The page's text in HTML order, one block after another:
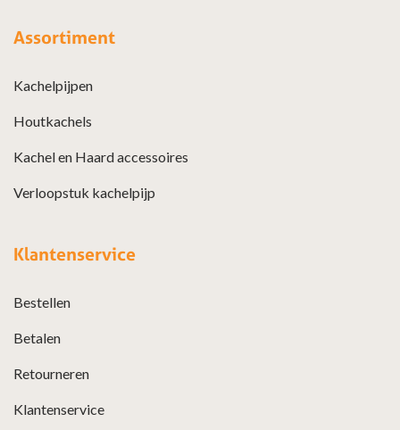
Assortiment
Kachelpijpen
Houtkachels
Kachel en Haard accessoires
Verloopstuk kachelpijp
Klantenservice
Bestellen
Betalen
Retourneren
Klantenservice